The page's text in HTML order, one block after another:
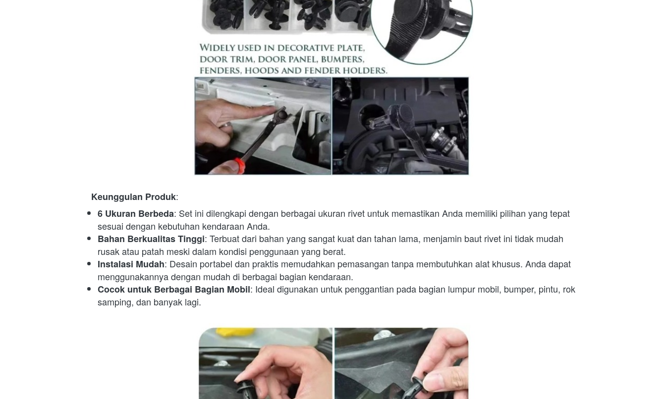
Keunggulan Produk:
6 Ukuran Berbeda: Set ini dilengkapi dengan berbagai ukuran rivet untuk memastikan Anda memiliki pilihan yang tepat
sesuai dengan kebutuhan kendaraan Anda.
Bahan Berkualitas Tinggi: Terbuat dari bahan yang sangat kuat dan tahan lama, menjamin baut rivet ini tidak mudah
rusak atau patah meski dalam kondisi penggunaan yang berat.
Instalasi Mudah: Desain portabel dan praktis memudahkan pemasangan tanpa membutuhkan alat khusus. Anda dapat
menggunakannya dengan mudah di berbagai bagian kendaraan.
Cocok untuk Berbagai Bagian Mobil: Ideal digunakan untuk penggantian pada bagian lumpur mobil, bumper, pintu, rok
samping, dan banyak lagi.